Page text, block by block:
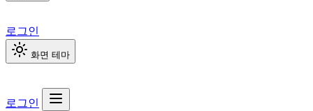
로그인
화면 테마
로그인